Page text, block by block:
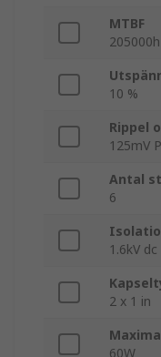
MTBF
205000h
10 %
Rippel
125mV
Antal
6
1.6kV dc
2 x 1 in
60W